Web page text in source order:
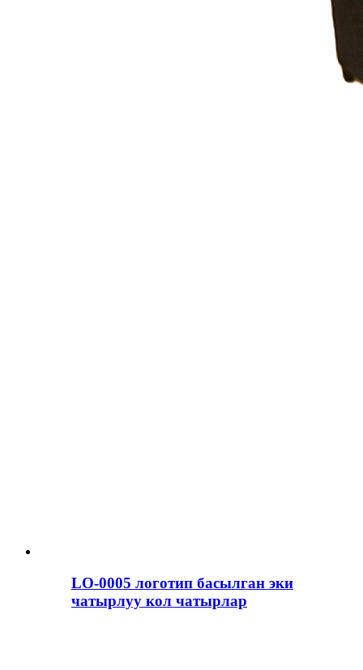
LO-0005 логотип басылган эки
чатырлуу кол чатырлар